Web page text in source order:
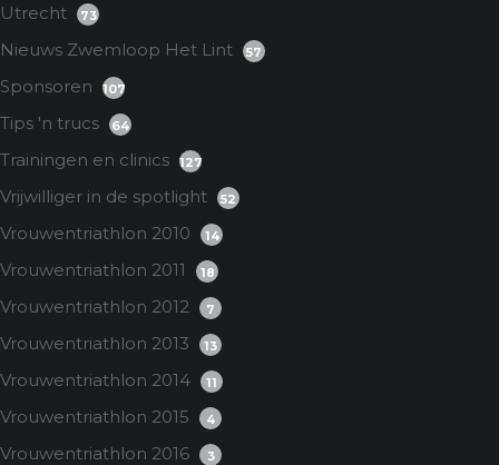
Utrecht
73
Nieuws Zwemloop Het Lint 57
Sponsoren 107
Tips 'n trucs 64
Trainingen en clinics 127
Vrijwilliger in de spotlight 52
Vrouwentriathlon 2010 14
Vrouwentriathlon 2011 18
Vrouwentriathlon 2012 7
Vrouwentriathlon 2013 13
Vrouwentriathlon 2014 11
Vrouwentriathlon 2015 4
Vrouwentriathlon 2016 3